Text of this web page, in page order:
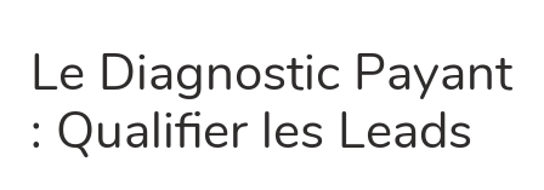
Le Diagnostic Payant
: Qualifier les Leads